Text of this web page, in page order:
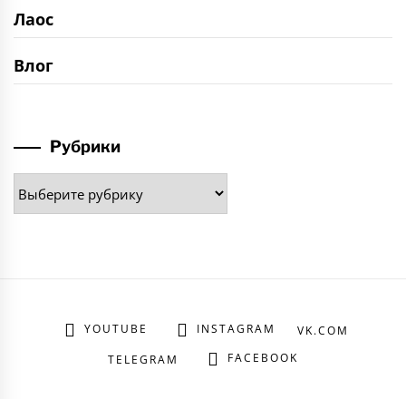
Лаос
Влог
Рубрики
Рубрики
YOUTUBE INSTAGRAM
VK.COM
TELEGRAM
FACEBOOK